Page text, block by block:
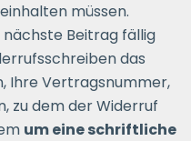
müssen.
Beitrag fällig
das
Ihre Vertragsnummer,
zu dem der Widerruf
um eine schriftliche